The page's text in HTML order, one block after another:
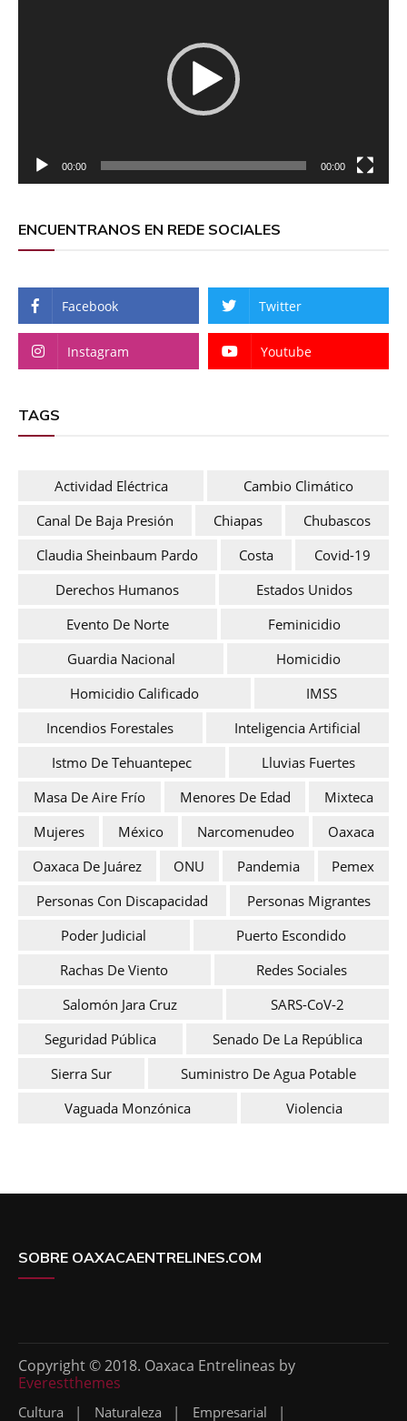
00:00 00:00
ENCUENTRANOS EN REDE SOCIALES
Facebook Twitter
Instagram Youtube
TAGS
Actividad Eléctrica
Cambio Climático
Canal De Baja Presión
Chiapas
Chubascos
Claudia Sheinbaum Pardo
Costa
Covid-19
Derechos Humanos
Estados Unidos
Evento De Norte
Feminicidio
Guardia Nacional
Homicidio
Homicidio Calificado
IMSS
Incendios Forestales
Inteligencia Artificial
Istmo De Tehuantepec
Lluvias Fuertes
Masa De Aire Frío
Menores De Edad
Mixteca
Mujeres
México Narcomenudeo
Oaxaca
Oaxaca De Juárez
ONU Pandemia
Pemex
Personas Con Discapacidad
Personas Migrantes
Poder Judicial
Puerto Escondido
Rachas De Viento
Redes Sociales
Salomón Jara Cruz
SARS-CoV-2
Seguridad Pública
Senado De La República
Sierra Sur
Suministro De Agua Potable
Vaguada Monzónica
Violencia
SOBRE OAXACAENTRELINES.COM
Copyright © 2018. Oaxaca Entrelineas by
Everestthemes
Cultura Naturaleza Empresarial